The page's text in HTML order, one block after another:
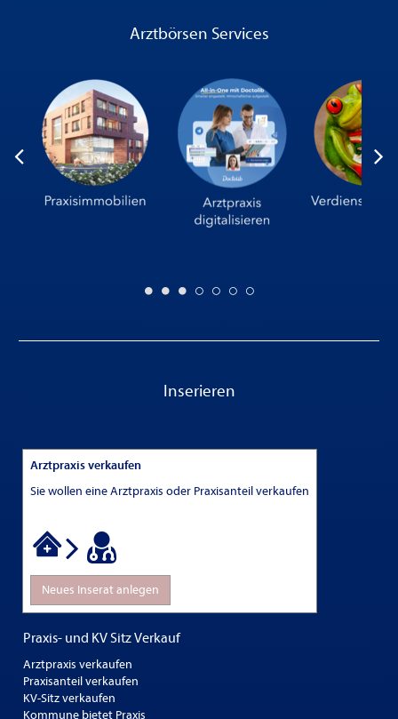
Arztbörsen Services
Inserieren
Arztpraxis verkaufen
Sie wollen eine Arztpraxis oder Praxisanteil verkaufen
Neues Inserat anlegen
Praxis- und KV Sitz Verkauf
Arztpraxis verkaufen
Praxisanteil verkaufen
KV-Sitz verkaufen
Kommune bietet Praxis